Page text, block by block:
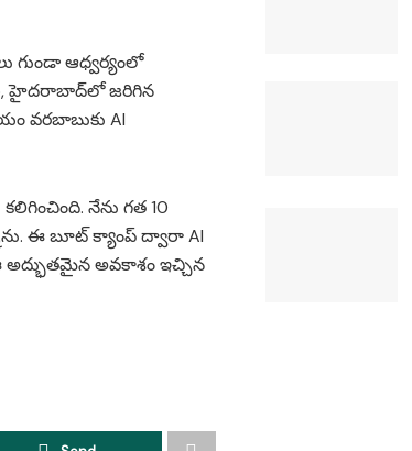
గుండా ఆధ్వర్యంలో
హైదరాబాద్‌లో జరిగిన
వరబాబు‌కు AI
నేను గత 10
ఈ బూట్ క్యాంప్ ద్వారా AI
అద్భుతమైన అవకాశం ఇచ్చిన